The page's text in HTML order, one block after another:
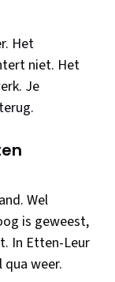
Het
niet. Het
Je
Wel
is geweest,
In Etten-Leur
weer.